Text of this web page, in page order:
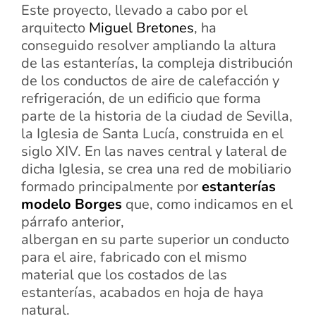
Este proyecto, llevado a cabo por el
arquitecto Miguel Bretones, ha
conseguido resolver ampliando la altura
de las estanterías, la compleja distribución
de los conductos de aire de calefacción y
refrigeración, de un edificio que forma
parte de la historia de la ciudad de Sevilla,
la Iglesia de Santa Lucía, construida en el
siglo XIV. En las naves central y lateral de
dicha Iglesia, se crea una red de mobiliario
formado principalmente porestanterías
modelo Borges que, como indicamos en el
párrafo anterior,
albergan en su parte superior un conducto
para el aire, fabricado con el mismo
material que los costados de las
estanterías, acabados en hoja de haya
natural.